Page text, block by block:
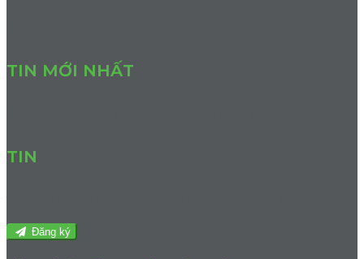
TIN MỚI NHẤT
TIN
Đăng ký